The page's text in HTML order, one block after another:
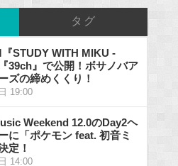
タグ
STUDY WITH MIKU -
39ch』で公開！ボサノバア
ズの締めくくり！
19:00
Weekend 12.0のDay2ヘ
に「ポケモン feat. 初音ミ
定！
14:00